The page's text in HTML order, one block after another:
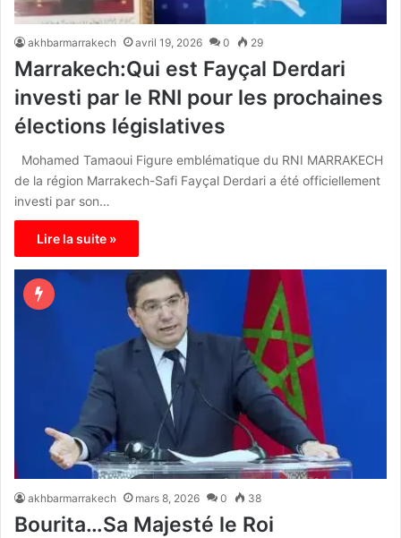
akhbarmarrakech avril 19, 2026 0 29
Marrakech:Qui est Fayçal Derdari
investi par le RNI pour les prochaines
élections législatives
Mohamed Tamaoui Figure emblématique du RNI MARRAKECH
de la région Marrakech-Safi Fayçal Derdari a été officiellement
investi par son…
Lire la suite »
akhbarmarrakech mars 8, 2026 0 38
Bourita…Sa Majesté le Roi